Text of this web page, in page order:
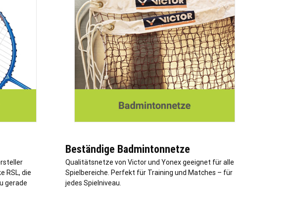
RSL, die
gerade
Beständige Badmintonnetze
Qualitätsnetze von Victor und Yonex geeignet für alle
Spielbereiche. Perfekt für Training und Matches – für
jedes Spielniveau.